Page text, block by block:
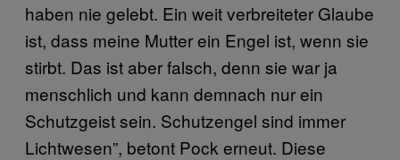
haben nie gelebt. Ein weit verbreiteter Glaube
ist, dass meine Mutter ein Engel ist, wenn sie
stirbt. Das ist aber falsch, denn sie war ja
menschlich und kann demnach nur ein
Schutzgeist sein. Schutzengel sind immer
Lichtwesen”, betont Pock erneut. Diese